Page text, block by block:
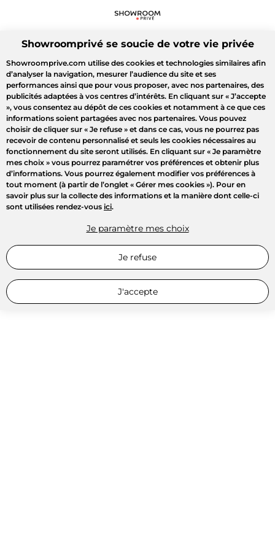
Showroomprivé se soucie de votre vie privée
Showroomprive.com utilise des cookies et technologies similaires afin
d’analyser la navigation, mesurer l’audience du site et ses
performances ainsi que pour vous proposer, avec nos partenaires, des
publicités adaptées à vos centres d’intérêts. En cliquant sur « J’accepte
», vous consentez au dépôt de ces cookies et notamment à ce que ces
informations soient partagées avec nos partenaires. Vous pouvez
choisir de cliquer sur « Je refuse » et dans ce cas, vous ne pourrez pas
recevoir de contenu personnalisé et seuls les cookies nécessaires au
fonctionnement du site seront utilisés. En cliquant sur « Je paramètre
mes choix » vous pourrez paramétrer vos préférences et obtenir plus
d’informations. Vous pourrez également modifier vos préférences à
tout moment (à partir de l’onglet « Gérer mes cookies »). Pour en
savoir plus sur la collecte des informations et la manière dont celle-ci
sont utilisées rendez-vous ici.
Je paramètre mes choix
Je refuse
J'accepte